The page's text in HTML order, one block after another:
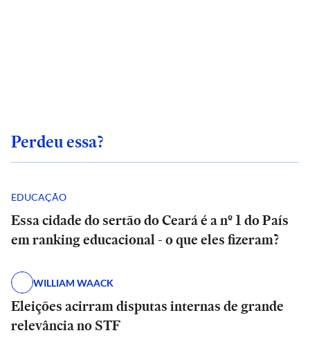
Perdeu essa?
EDUCAÇÃO
Essa cidade do sertão do Ceará é a nº 1 do País
em ranking educacional - o que eles fizeram?
WILLIAM WAACK
Eleições acirram disputas internas de grande
relevância no STF